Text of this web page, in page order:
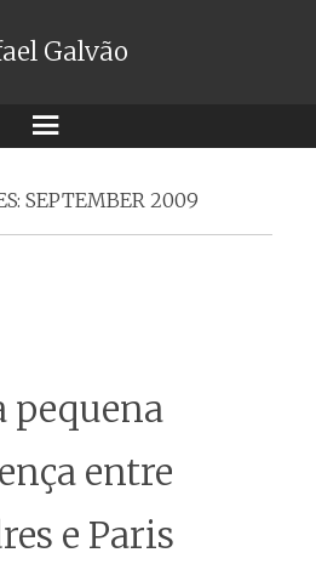
Galvão
Menu
SEPTEMBER 2009
pequena
entre
e Paris